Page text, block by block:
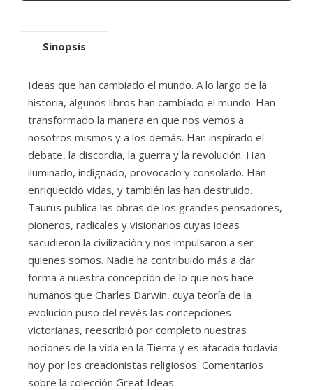
Sinopsis
Ideas que han cambiado el mundo. A lo largo de la
historia, algunos libros han cambiado el mundo. Han
transformado la manera en que nos vemos a
nosotros mismos y a los demás. Han inspirado el
debate, la discordia, la guerra y la revolución. Han
iluminado, indignado, provocado y consolado. Han
enriquecido vidas, y también las han destruido.
Taurus publica las obras de los grandes pensadores,
pioneros, radicales y visionarios cuyas ideas
sacudieron la civilización y nos impulsaron a ser
quienes somos. Nadie ha contribuido más a dar
forma a nuestra concepción de lo que nos hace
humanos que Charles Darwin, cuya teoría de la
evolución puso del revés las concepciones
victorianas, reescribió por completo nuestras
nociones de la vida en la Tierra y es atacada todavía
hoy por los creacionistas religiosos. Comentarios
sobre la colección Great Ideas: